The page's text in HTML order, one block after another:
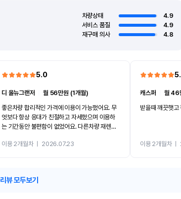
차량상태
4.9
서비스 품질
4.9
재구매 의사
4.8
5.0
디 올뉴그랜저 ㅣ월 56만원 (1개월)
좋은차량 합리적인 가격에 이용이 가능했어요. 무
엇보다 항상 응대가 친절하고 자세했으며 이용하
는 기간동안 불편함이 없었어요. 다른차량 재렌트
카 렌트 고민없이 강추합니다!!
이용 2개월차ㅣ 2026.07.23
캐스퍼
월 46
받을때 깨끗햇고
이용 2개월차ㅣ
리뷰 모두보기